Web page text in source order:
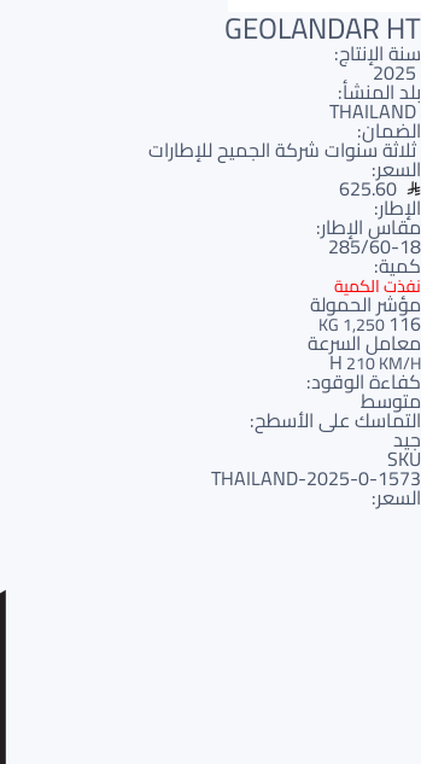
GEOLANDAR HT
سنة الإنتاج:
2025
بلد المنشأ:
THAILAND
الضمان:
ثلاثة سنوات شركة الجميح للإطارات
السعر:
625.60
الإطار:
مقاس الإطار:
285/60-18
كمية:
نفذت الكمية
مؤشر الحمولة
116
1,250 KG
معامل السرعة
H210 KM/H
كفاءة الوقود:
متوسط
التماسك على الأسطح:
جيد
SKU
1573-THAILAND-2025-0
السعر: